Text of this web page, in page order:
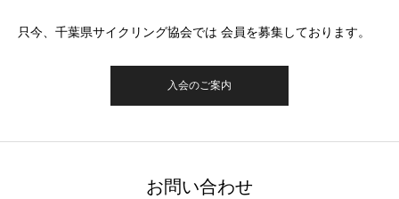
只今、千葉県サイクリング協会では 会員を募集しております。
入会のご案内
お問い合わせ